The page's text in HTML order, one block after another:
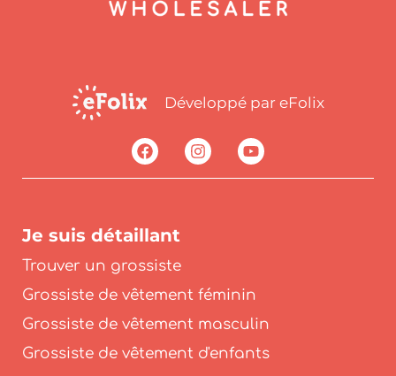
Développé par eFolix
Je suis détaillant
Trouver un grossiste
Grossiste de vêtement féminin
Grossiste de vêtement masculin
Grossiste de vêtement d'enfants